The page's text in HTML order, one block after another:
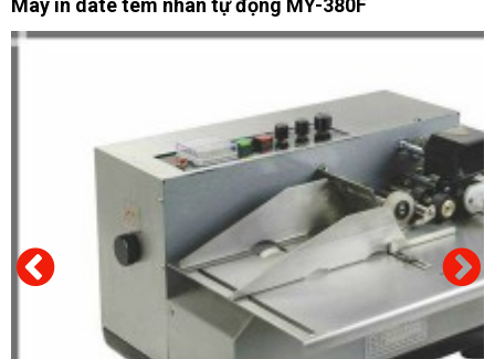
Máy in date tem nhãn tự động MY-380F